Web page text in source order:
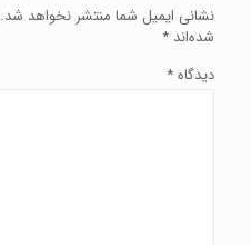
نشانی ایمیل شما منتشر نخواهد شد.
شده‌اند *
دیدگاه*